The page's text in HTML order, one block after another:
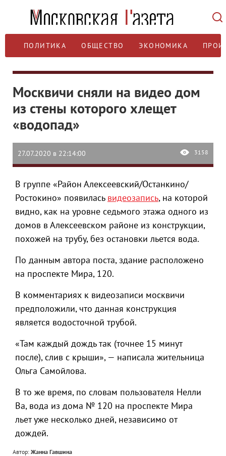
ПОЛИТИКА ОБЩЕСТВО ЭКОНОМИКА
Москвичи сняли на видео дом
из стены которого хлещет
«водопад»
27.07.2020 в 22:14:00 3158
В группе «Район Алексеевский/Останкино/
Ростокино» появилась видеозапись, на которой
видно, как на уровне седьмого этажа одного из
домов в Алексеевском районе из конструкции,
похожей на трубу, без остановки льется вода.
По данным автора поста, здание расположено
на проспекте Мира, 120.
В комментариях к видеозаписи москвичи
предположили, что данная конструкция
является водосточной трубой.
«Там каждый дождь так (точнее 15 минут
после), слив с крыши», — написала жительница
Ольга Самойлова.
В то же время, по словам пользователя Нелли
Ва, вода из дома № 120 на проспекте Мира
льет уже несколько дней, независимо от
дождей.
Автор: Жанна Гавшина